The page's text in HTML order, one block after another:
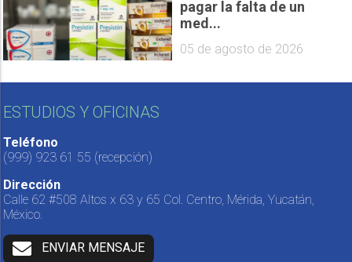
pagar la falta de un
med...
05 de agosto de 2026
ESTUDIOS Y OFICINAS
Teléfono
(999) 923 61 55 (recepción)
Dirección
Calle 62 #508 Altos x 63 y 65 Col. Centro, Mérida, Yucatán,
México.
ENVIAR MENSAJE